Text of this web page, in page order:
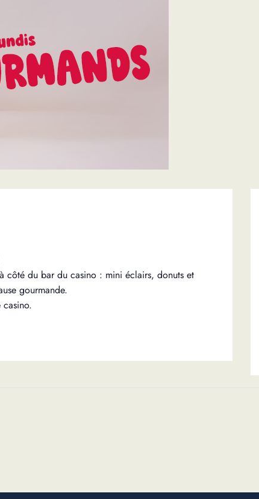
côté du bar du casino : mini éclairs, donuts et
gourmande.
casino.